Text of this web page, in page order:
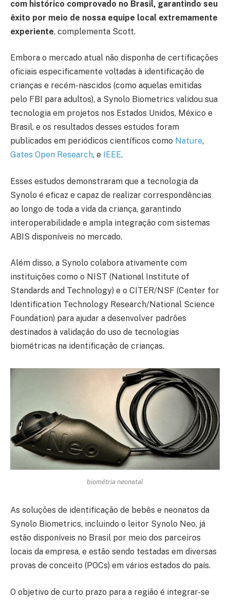
com histórico comprovado no Brasil, garantindo seu
êxito por meio de nossa equipe local extremamente
experiente, complementa Scott.
Embora o mercado atual não disponha de certificações
oficiais especificamente voltadas à identificação de
crianças e recém-nascidos (como aquelas emitidas
pelo FBI para adultos), a Synolo Biometrics validou sua
tecnologia em projetos nos Estados Unidos, México e
Brasil, e os resultados desses estudos foram
publicados em periódicos científicos como Nature,
Gates Open Research, e IEEE.
Esses estudos demonstraram que a tecnologia da
Synolo é eficaz e capaz de realizar correspondências
ao longo de toda a vida da criança, garantindo
interoperabilidade e ampla integração com sistemas
ABIS disponíveis no mercado.
Além disso, a Synolo colabora ativamente com
instituições como o NIST (National Institute of
Standards and Technology) e o CITER/NSF (Center for
Identification Technology Research/National Science
Foundation) para ajudar a desenvolver padrões
destinados à validação do uso de tecnologias
biométricas na identificação de crianças.
biométria neonatal
As soluções de identificação de bebês e neonatos da
Synolo Biometrics, incluindo o leitor Synolo Neo, já
estão disponíveis no Brasil por meio dos parceiros
locais da empresa, e estão sendo testadas em diversas
provas de conceito (POCs) em vários estados do país.
O objetivo de curto prazo para a região é integrar-se